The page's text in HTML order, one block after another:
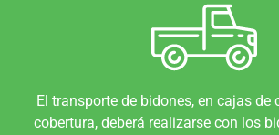
El transporte de bidones, en cajas de
cobertura, deberá realizarse con los